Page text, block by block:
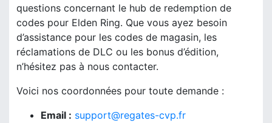
questions concernant le hub de redemption de
codes pour Elden Ring. Que vous ayez besoin
d’assistance pour les codes de magasin, les
réclamations de DLC ou les bonus d’édition,
n’hésitez pas à nous contacter.
Voici nos coordonnées pour toute demande :
Email : support@regates-cvp.fr